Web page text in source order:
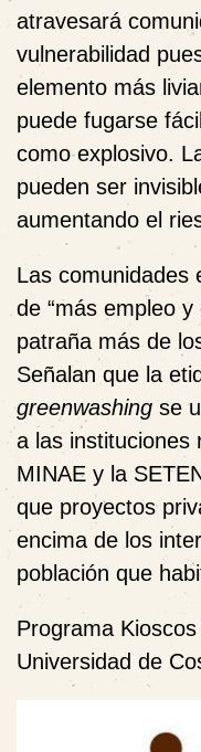
atravesará
vulnerabilidad
elemento más
puede fugarse
como explosivo.
pueden ser
aumentando el
Las comunidades
de “más empleo
patraña más de
Señalan que la
greenwashing se
a las instituciones
MINAE y la
que proyectos
encima de los
población que
Programa
Universidad de